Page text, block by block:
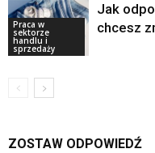
Praca w
sektorze
handlu i
sprzedaży
Jak
chcesz
ZOSTAW ODPOWIEDŹ